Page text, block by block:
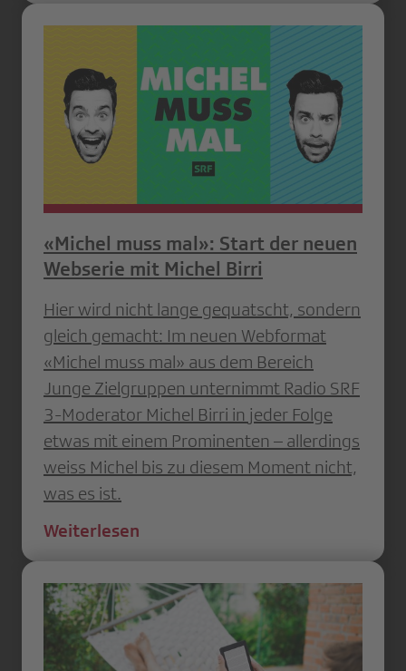
«Michel muss mal»: Start der neuen
Webserie mit Michel Birri
Hier wird nicht lange gequatscht, sondern
gleich gemacht: Im neuen Webformat
«Michel muss mal» aus dem Bereich
Junge Zielgruppen unternimmt Radio SRF
3-Moderator Michel Birri in jeder Folge
etwas mit einem Prominenten – allerdings
weiss Michel bis zu diesem Moment nicht,
was es ist.
Weiterlesen